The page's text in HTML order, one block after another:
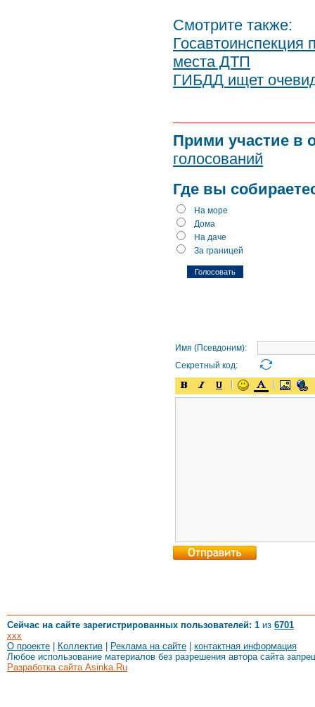
Смотрите также:
Госавтоинспекция
места ДТП
ГИБДД ищет
Прими участие в
голосований
Где вы
На море
Дома
На даче
За границей
Имя (Псевдоним):
Секретный код:
Сейчас на сайте зарегистрированных пользователей: 1 из 6701
xxx
О проекте
Коллектив Реклама на сайте
контактная информация
Любое использование материалов без разрешения автора сайта
Разработка сайта Asinka.Ru